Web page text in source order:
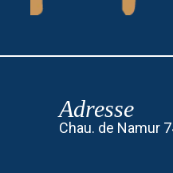
Adresse
Chau. de Namur